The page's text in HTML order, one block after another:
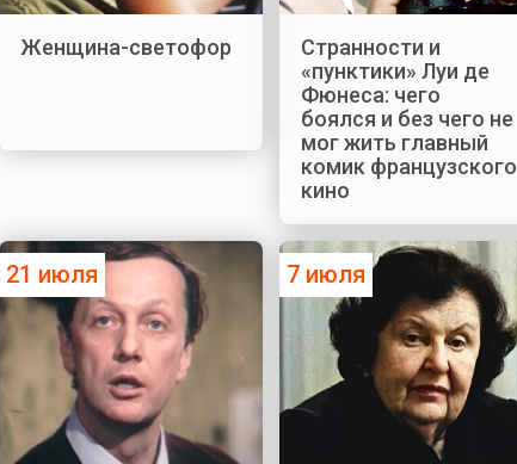
Женщина-светофор
Странности и
«пунктики» Луи де
Фюнеса: чего
боялся и без чего не
мог жить главный
комик французского
кино
21 июля 7 июля